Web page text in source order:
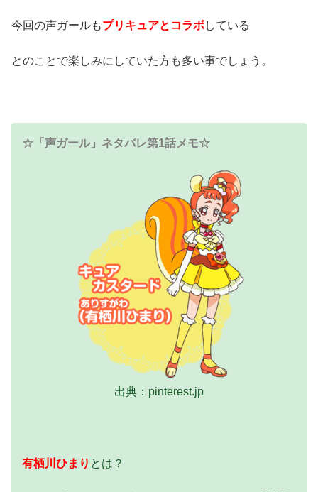
今回の声ガールもプリキュアとコラボしている
とのことで楽しみにしていた方も多い事でしょう。
☆「声ガール」ネタバレ第1話メモ☆
出典：pinterest.jp
有栖川ひまり とは？